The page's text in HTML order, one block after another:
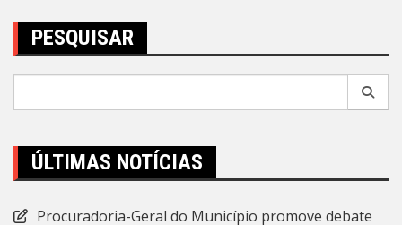
PESQUISAR
ÚLTIMAS NOTÍCIAS
Procuradoria-Geral do Município promove debate